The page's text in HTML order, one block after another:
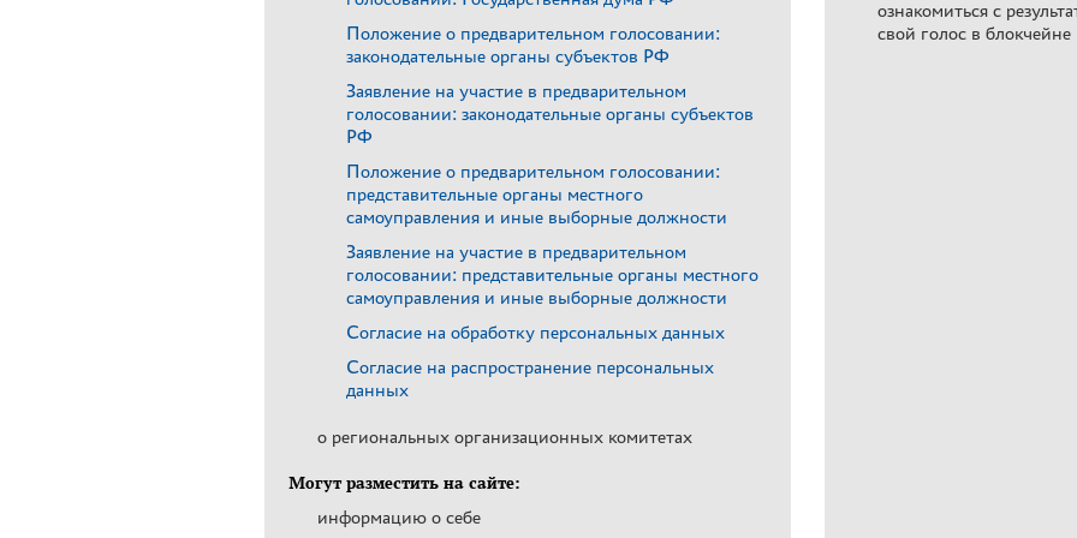
Положение о предварительном голосовании:
законодательные органы субъектов РФ
Заявление на участие в предварительном
голосовании: законодательные органы субъектов
РФ
Положение о предварительном голосовании:
представительные органы местного
самоуправления и иные выборные должности
Заявление на участие в предварительном
голосовании: представительные органы местного
самоуправления и иные выборные должности
Согласие на обработку персональных данных
Согласие на распространение персональных
данных
о региональных организационных комитетах
Могут разместить на сайте:
информацию о себе
ознакомиться с
свой голос в блокчейне